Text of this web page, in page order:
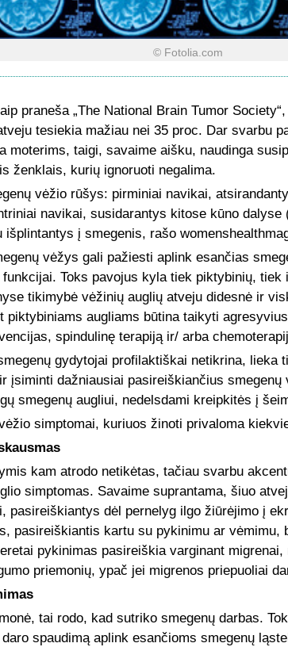
© Fotolia.com
praneša „The National Brain Tumor
tesiekia mažiau nei 35 proc. Dar svarbu
moterims, taigi, savaime aišku, naudinga
ženklais, kurių ignoruoti negalima.
vėžio rūšys: pirminiai navikai,
navikai, susidarantys kitose kūno dalyse
išplintantys į smegenis, rašo
vėžys gali pažiesti aplink esančias
funkcijai. Toks pavojus kyla tiek piktybinių, tiek
tikimybė vėžinių auglių atveju didesnė ir
piktybiniams augliams būtina taikyti
spindulinę terapiją ir/ arba
gydytojai profilaktiškai netikrina, lieka
įsiminti dažniausiai pasireiškiančius
smegenų augliui, nedelsdami kreipkitės į
simptomai, kuriuos žinoti privaloma
kam atrodo netikėtas, tačiau svarbu
simptomas. Savaime suprantama, šiuo
pasireiškiantys dėl pernelyg ilgo žiūrėjimo į
pasireiškiantis kartu su pykinimu ar vėmimu,
pykinimas pasireiškia varginant migrenai,
priemonių, ypač jei migrenos priepuoliai
tai rodo, kad sutriko smegenų darbas.
spaudimą aplink esančioms smegenų